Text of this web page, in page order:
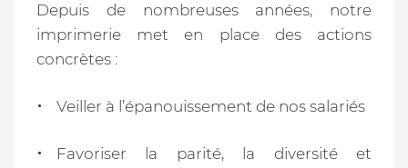
Depuis de nombreuses années, notre
imprimerie met en place des actions
concrètes :
Veiller à l’épanouissement de nos salariés
Favoriser la parité, la diversité et